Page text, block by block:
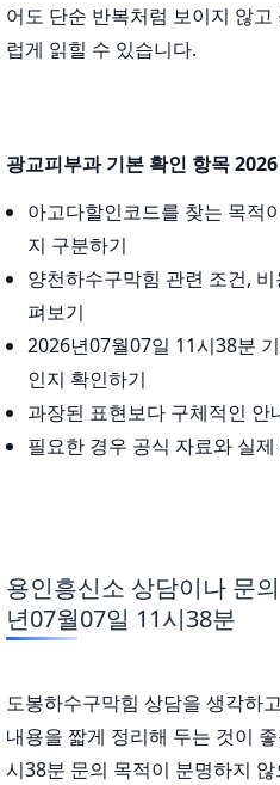
어도 단순 반복처럼 보이지 않
럽게 읽힐 수 있습니다.
광교피부과 기본 확인 항목
아고다할인코드를 찾는 목적
지 구분하기
양천하수구막힘 관련 조건,
펴보기
2026년07월07일 11시38분
인지 확인하기
과장된 표현보다 구체적인 안
필요한 경우 공식 자료와 실
용인흥신소 상담이나 문
년07월07일 11시38분
도봉하수구막힘 상담을 생각하
내용을 짧게 정리해 두는 것이
시38분 문의 목적이 분명하지